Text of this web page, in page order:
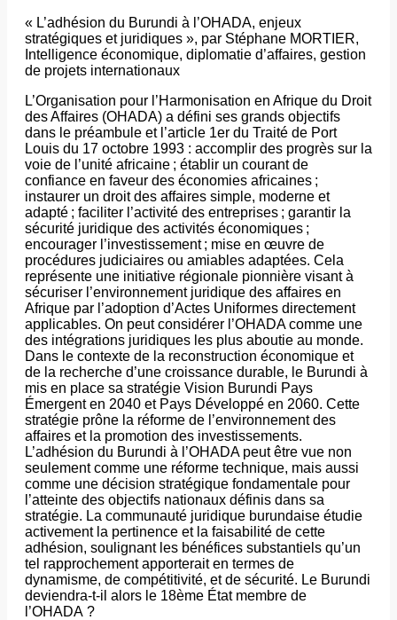
« L’adhésion du Burundi à l’OHADA, enjeux
stratégiques et juridiques », par Stéphane MORTIER,
Intelligence économique, diplomatie d’affaires, gestion
de projets internationaux
L’Organisation pour l’Harmonisation en Afrique du Droit
des Affaires (OHADA) a défini ses grands objectifs
dans le préambule et l’article 1er du Traité de Port
Louis du 17 octobre 1993 : accomplir des progrès sur la
voie de l’unité africaine ; établir un courant de
confiance en faveur des économies africaines ;
instaurer un droit des affaires simple, moderne et
adapté ; faciliter l’activité des entreprises ; garantir la
sécurité juridique des activités économiques ;
encourager l’investissement ; mise en œuvre de
procédures judiciaires ou amiables adaptées. Cela
représente une initiative régionale pionnière visant à
sécuriser l’environnement juridique des affaires en
Afrique par l’adoption d’Actes Uniformes directement
applicables. On peut considérer l’OHADA comme une
des intégrations juridiques les plus aboutie au monde.
Dans le contexte de la reconstruction économique et
de la recherche d’une croissance durable, le Burundi à
mis en place sa stratégie Vision Burundi Pays
Émergent en 2040 et Pays Développé en 2060. Cette
stratégie prône la réforme de l’environnement des
affaires et la promotion des investissements.
L’adhésion du Burundi à l’OHADA peut être vue non
seulement comme une réforme technique, mais aussi
comme une décision stratégique fondamentale pour
l’atteinte des objectifs nationaux définis dans sa
stratégie. La communauté juridique burundaise étudie
activement la pertinence et la faisabilité de cette
adhésion, soulignant les bénéfices substantiels qu’un
tel rapprochement apporterait en termes de
dynamisme, de compétitivité, et de sécurité. Le Burundi
deviendra-t-il alors le 18ème État membre de
l’OHADA ?